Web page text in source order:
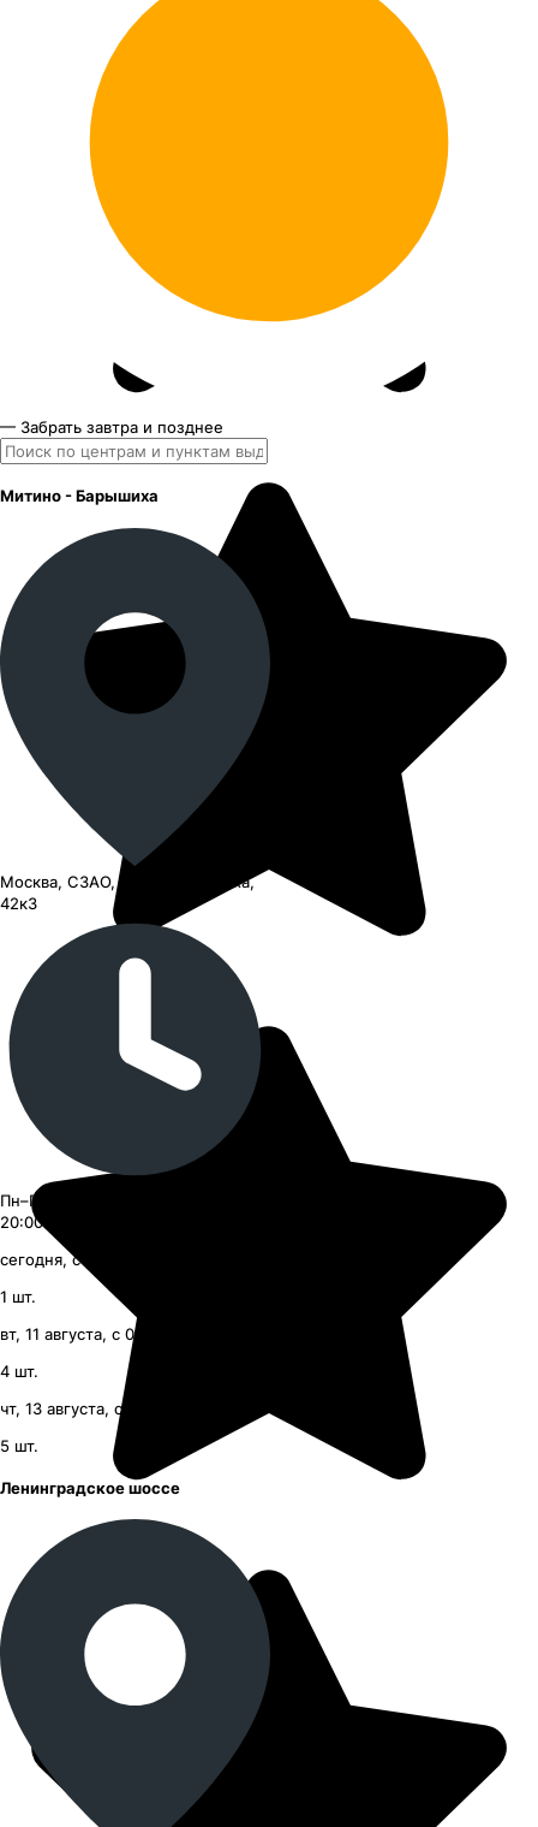
— Забрать завтра и позднее
Митино - Барышиха
Москва, СЗАО, улица Барышиха,
42к3
Пн–Пт 09:00–21:00, Сб–Вс 09:00–
20:00
сегодня, с 09:00
1 шт.
вт, 11 августа, с 09:00
4 шт.
чт, 13 августа, с 09:00
5 шт.
Ленинградское шоссе